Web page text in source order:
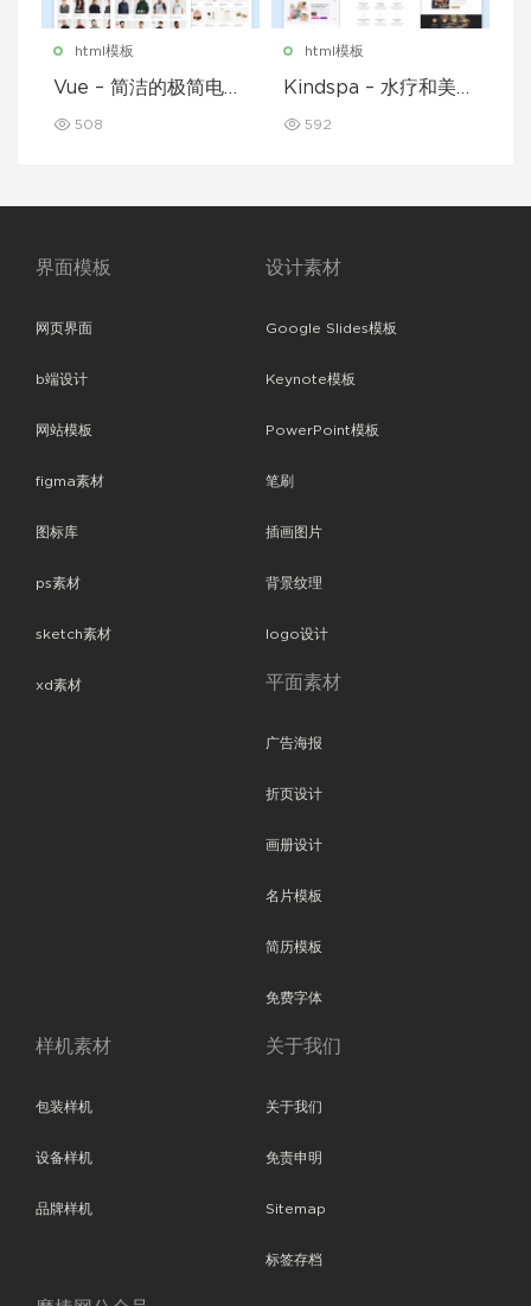
html模板
Vue – 简洁的极简电子
板
508
html模板
Kindspa – 水疗和美容
592
界面模板
网页界面
b端设计
网站模板
figma素材
图标库
ps素材
sketch素材
xd素材
设计素材
Google Slides模板
Keynote模板
PowerPoint模板
笔刷
插画图片
背景纹理
logo设计
平面素材
广告海报
折页设计
画册设计
名片模板
简历模板
免费字体
样机素材
包装样机
设备样机
品牌样机
关于我们
关于我们
免责申明
Sitemap
标签存档